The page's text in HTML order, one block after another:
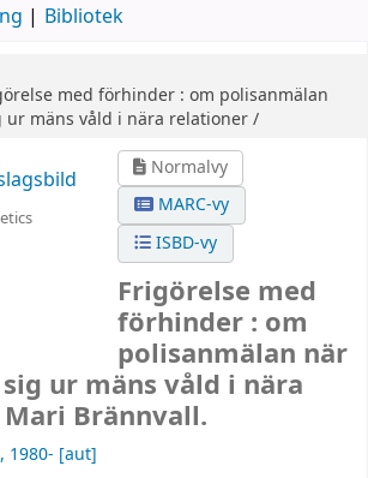
Bibliotek
med förhinder : om polisanmälan
ur mäns våld i nära relationer /
Normalvy
MARC-vy
ISBD-vy
Frigörelse med
förhinder : om
polisanmälan när
ur mäns våld i nära
Mari Brännvall.
, 1980- [aut]